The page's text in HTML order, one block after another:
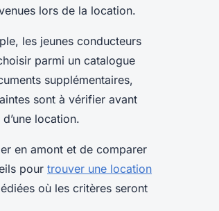
lors de la location.
les jeunes conducteurs
parmi un catalogue
supplémentaires,
sont à vérifier avant
location.
en amont et de comparer
pour trouver une location
où les critères seront